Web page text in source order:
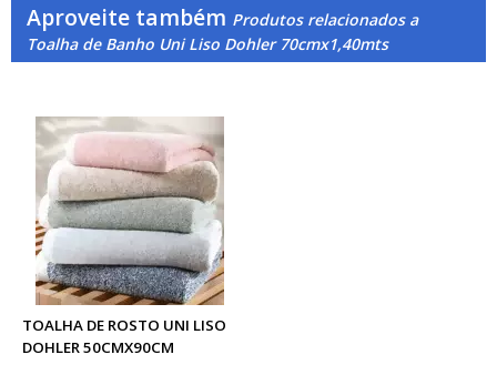
Aproveite também Produtos relacionados a
Toalha de Banho Uni Liso Dohler 70cmx1,40mts
TOALHA DE ROSTO UNI LISO
DOHLER 50CMX90CM